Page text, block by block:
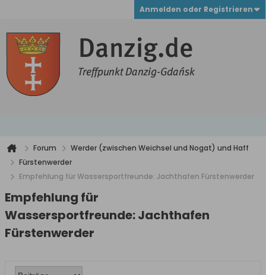
Anmelden oder Registrieren
Forum
Werder (zwischen Weichsel und Nogat) und Haff
Fürstenwerder
Empfehlung für Wassersportfreunde: Jachthafen Fürstenwerder
Empfehlung für
Wassersportfreunde: Jachthafen
Fürstenwerder